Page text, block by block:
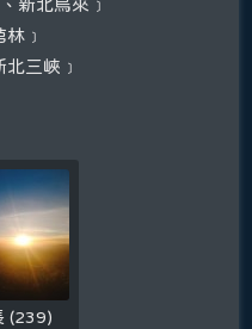
新北烏來﹞
﹞
三峽﹞
(239)